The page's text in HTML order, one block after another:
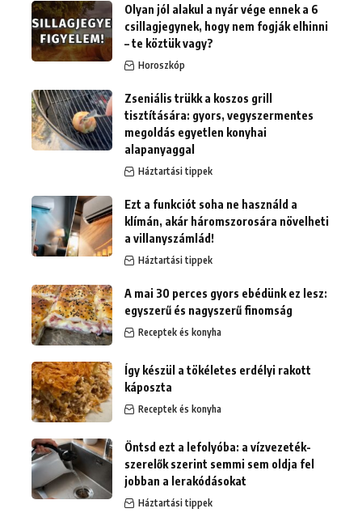
Olyan jól alakul a nyár vége ennek a 6
csillagjegynek, hogy nem fogják elhinni
– te köztük vagy?
Horoszkóp
Zseniális trükk a koszos grill
tisztítására: gyors, vegyszermentes
megoldás egyetlen konyhai
alapanyaggal
Háztartási tippek
Ezt a funkciót soha ne használd a
klímán, akár háromszorosára növelheti
a villanyszámlád!
Háztartási tippek
A mai 30 perces gyors ebédünk ez lesz:
egyszerű és nagyszerű finomság
Receptek és konyha
Így készül a tökéletes erdélyi rakott
káposzta
Receptek és konyha
Öntsd ezt a lefolyóba: a vízvezeték-
szerelők szerint semmi sem oldja fel
jobban a lerakódásokat
Háztartási tippek